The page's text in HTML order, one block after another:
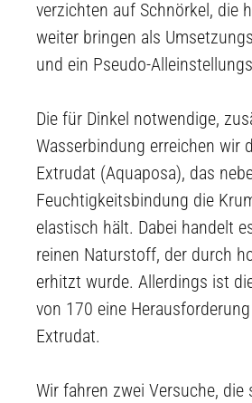
verzichten auf Schnörkel, die
weiter bringen als
und ein Pseudo-
Die für Dinkel notwendige,
Wasserbindung erreichen wir
Extrudat (Aquaposa), das
Feuchtigkeitsbindung die
elastisch hält. Dabei handelt
reinen Naturstoff, der durch
erhitzt wurde. Allerdings ist
von 170 eine
Extrudat.
Wir fahren zwei Versuche, die